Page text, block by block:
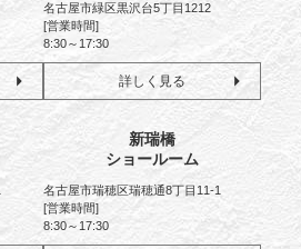
名古屋市緑区黒沢台5丁目1212
[営業時間]
8:30～17:30
詳しく見る
新瑞橋
ショールーム
名古屋市瑞穂区瑞穂通8丁目11-1
[営業時間]
8:30～17:30